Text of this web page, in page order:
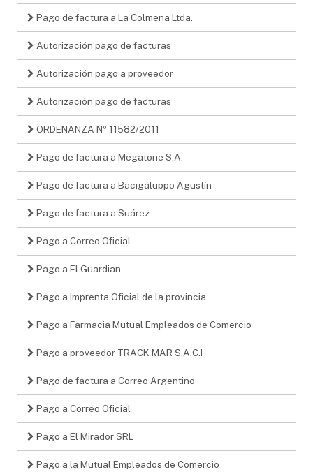
Pago de factura a La Colmena Ltda.
Autorización pago de facturas
Autorización pago a proveedor
Autorización pago de facturas
ORDENANZA Nº 11582/2011
Pago de factura a Megatone S.A.
Pago de factura a Bacigaluppo Agustín
Pago de factura a Suárez
Pago a Correo Oficial
Pago a El Guardian
Pago a Imprenta Oficial de la provincia
Pago a Farmacia Mutual Empleados de Comercio
Pago a proveedor TRACK MAR S.A.C.I
Pago de factura a Correo Argentino
Pago a Correo Oficial
Pago a El Mirador SRL
Pago a la Mutual Empleados de Comercio